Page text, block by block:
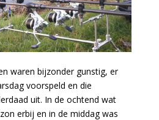
waren bijzonder gunstig, er
voorspeld en die
uit. In de ochtend wat
erbij en in de middag was